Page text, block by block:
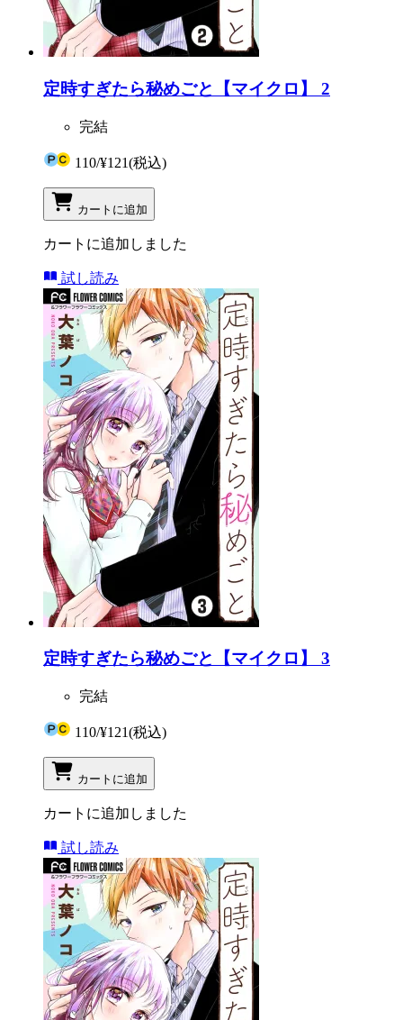
定時すぎたら秘めごと【マイクロ】 2
完結
110/¥121(税込)
カートに追加
カートに追加しました
試し読み
定時すぎたら秘めごと【マイクロ】 3
完結
110/¥121(税込)
カートに追加
カートに追加しました
試し読み